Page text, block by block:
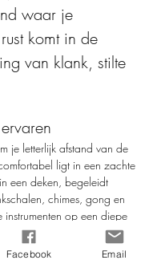
waar je
komt in de
van klank, stilte
je letterlijk afstand van de
ligt in een zachte
een deken, begeleidt
chimes, gong en
op een diepe
ontspant. Je hoofd
ademt uit.
Facebook Email